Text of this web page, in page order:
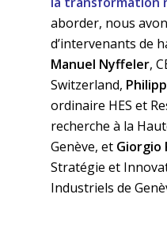
aborder, nous
d’intervenants de
Manuel Nyffeler,
Switzerland,
ordinaire HES et
recherche à la
Genève, et Giorgio
Stratégie et
Industriels de